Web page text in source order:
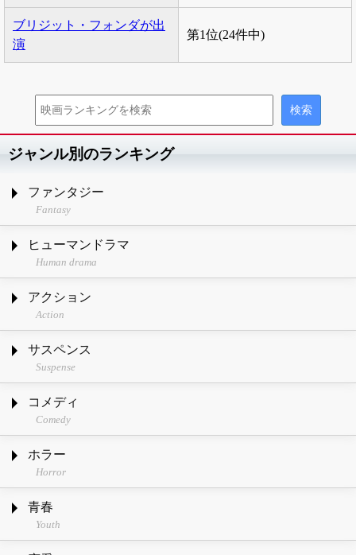
ブリジット・フォンダが出
演
第1位(24件中)
ジャンル別のランキング
ファンタジー
Fantasy
ヒューマンドラマ
Human drama
アクション
Action
サスペンス
Suspense
コメディ
Comedy
ホラー
Horror
青春
Youth